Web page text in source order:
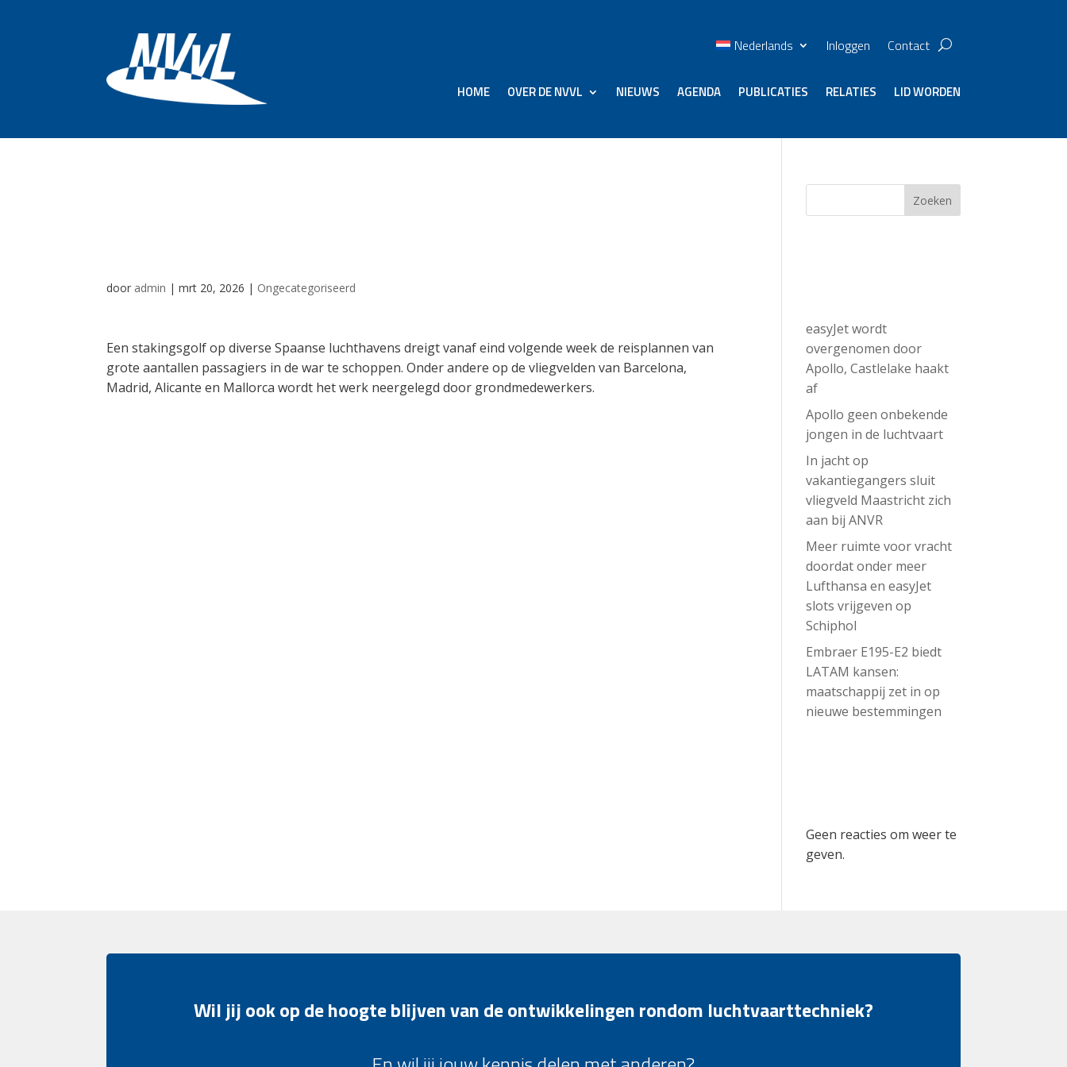
Nederlands Inloggen Contact
HOME OVER DE NVVL NIEUWS AGENDA PUBLICATIES RELATIES LID WORDEN
door admin |mrt 20, 2026 | Ongecategoriseerd
Een stakingsgolf op diverse Spaanse luchthavens dreigt vanaf eind volgende week de reisplannen van
grote aantallen passagiers in de war te schoppen. Onder andere op de vliegvelden van Barcelona,
Madrid, Alicante en Mallorca wordt het werk neergelegd door grondmedewerkers.
Zoeken
easyJet wordt
overgenomen door
Apollo, Castlelake haakt
af
Apollo geen onbekende
jongen in de luchtvaart
In jacht op
vakantiegangers sluit
vliegveld Maastricht zich
aan bij ANVR
Meer ruimte voor vracht
doordat onder meer
Lufthansa en easyJet
slots vrijgeven op
Schiphol
Embraer E195-E2 biedt
LATAM kansen:
maatschappij zet in op
nieuwe bestemmingen
Geen reacties om weer te
geven.
Wil jij ook op de hoogte blijven van de ontwikkelingen rondom luchtvaarttechniek?